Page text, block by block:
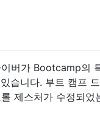
버가 Bootcamp의
습니다. 부트 캠프
제스처가 수정되었